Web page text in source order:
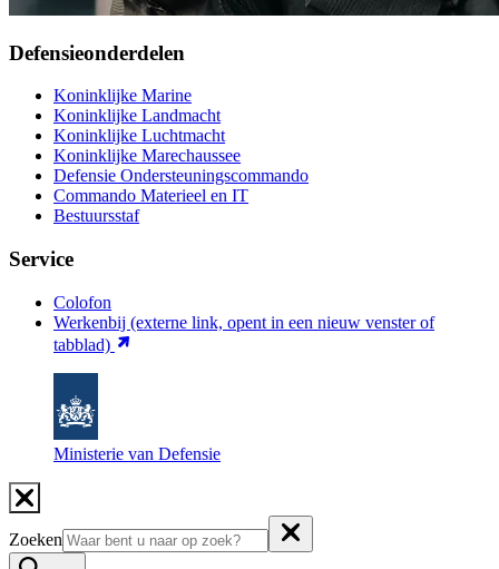
Defensieonderdelen
Koninklijke Marine
Koninklijke Landmacht
Koninklijke Luchtmacht
Koninklijke Marechaussee
Defensie Ondersteuningscommando
Commando Materieel en IT
Bestuursstaf
Service
Colofon
Werkenbij (externe link, opent in een nieuw venster of
tabblad)
Ministerie van Defensie
Zoeken